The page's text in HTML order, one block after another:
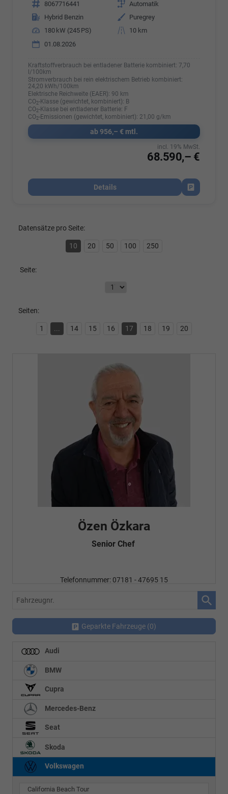
Fahrzeugnr. 8067716441 Getriebe Automatik
Kraftstoff
Hybrid Benzin Außenfarbe
Puregrey
Leistung
180 kW (245 PS) Kilometerstand
10 km
01.08.2026
Kraftstoffverbrauch bei entladener Batterie kombiniert:7,70
l/100km
Stromverbrauch bei rein elektrischem Betrieb kombiniert:
24,20 kWh/100km
Elektrische Reichweite (EAER): 90 km
CO2-Klasse (gewichtet, kombiniert): B
CO2-Klasse bei entladener Batterie: F
CO2-Emissionen (gewichtet, kombiniert): 21,00 g/km
ab 956,– € mtl.
68.590,– €
incl. 19% MwSt.
Details
Fahrzeug
Datensätze pro Seite:
10 20 50 100 250
Seite:
Seiten:
1 14 15 16 17 18 19 20
Fatma Özyürek Oguz
Automobilkaufrau -Verkauf/Einkauf
E-Mailadresse:info@autohausrems.de
Fahrzeugnr.
Geparkte Fahrzeuge (0)
Audi
BMW
Cupra
Mercedes-Benz
Seat
Skoda
Volkswagen
California Beach Tour